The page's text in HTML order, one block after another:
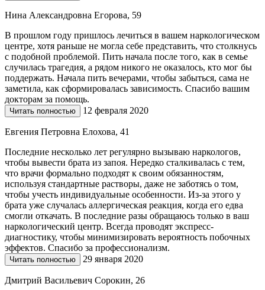
Нина Александровна Егорова, 59
В прошлом году пришлось лечиться в вашем наркологическом
центре, хотя раньше не могла себе представить, что столкнусь
с подобной проблемой. Пить начала после того, как в семье
случилась трагедия, а рядом никого не оказалось, кто мог бы
поддержать. Начала пить вечерами, чтобы забыться, сама не
заметила, как сформировалась зависимость. Спасибо вашим
докторам за помощь.
Читать полностью 12 февраля 2020
Евгения Петровна Елохова, 41
Последние несколько лет регулярно вызываю наркологов,
чтобы вывести брата из запоя. Нередко сталкивалась с тем,
что врачи формально подходят к своим обязанностям,
используя стандартные растворы, даже не заботясь о том,
чтобы учесть индивидуальные особенности. Из-за этого у
брата уже случалась аллергическая реакция, когда его едва
смогли откачать. В последние разы обращаюсь только в ваш
наркологический центр. Всегда проводят экспресс-
диагностику, чтобы минимизировать вероятность побочных
эффектов. Спасибо за профессионализм.
Читать полностью 29 января 2020
Дмитрий Васильевич Сорокин, 26